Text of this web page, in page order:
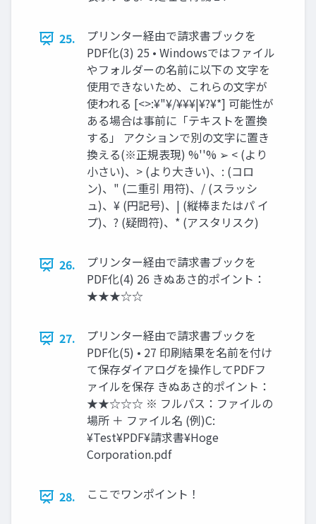
25.
プリンター経由で請求書ブックを
PDF化(3) 25 • Windowsではファイル
やフォルダーの名前に以下の 文字を
使用できないため、これらの文字が
使われる [<>:¥"¥/¥¥¥|¥?¥*] 可能性が
ある場合は事前に「テキストを置換
する」 アクションで別の文字に置き
換える(※正規表現) %''% ➢ < (より
小さい)、> (より大きい)、: (コロ
ン)、" (二重引 用符)、/ (スラッシ
ュ)、¥ (円記号)、| (縦棒またはパ イ
プ)、? (疑問符)、* (アスタリスク)
26.
プリンター経由で請求書ブックを
PDF化(4) 26 きぬあさ的ポイント：
★★★☆☆
27.
プリンター経由で請求書ブックを
PDF化(5) • 27 印刷結果を名前を付け
て保存ダイアログを操作してPDFフ
ァイルを保存 きぬあさ的ポイント：
★★☆☆☆ ※ フルパス：ファイルの
場所 ＋ ファイル名 (例)C:
¥Test¥PDF¥請求書¥Hoge
Corporation.pdf
28. ここでワンポイント！